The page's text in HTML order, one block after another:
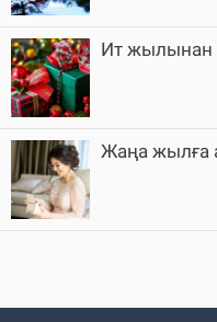
Ит жылынан
Жаңа жылға